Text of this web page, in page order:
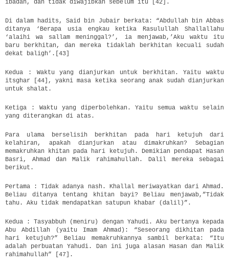
ibadah, dan tidak diwajibkan sebelum itu [42].
Di dalam hadits, Said bin Jubair berkata: “Abdullah bin Abbas
ditanya ‘Berapa usia engkau ketika Rasulullah Shallallahu
‘alaihi wa sallam meninggal?’, ia menjawab,’Aku waktu itu
baru berkhitan, dan mereka tidaklah berkhitan kecuali sudah
dekat baligh’.[43]
Kedua : Waktu yang dianjurkan untuk berkhitan. Yaitu waktu
itsghar [44], yakni masa ketika seorang anak sudah dianjurkan
untuk shalat.
Ketiga : Waktu yang diperbolehkan. Yaitu semua waktu selain
yang diterangkan di atas.
Para ulama berselisih berkhitan pada hari ketujuh dari
kelahiran, apakah dianjurkan atau dimakruhkan? Sebagian
memakruhkan khitan pada hari ketujuh. Demikian pendapat Hasan
Basri, Ahmad dan Malik rahimahullah. Dalil mereka sebagai
berikut.
Pertama : Tidak adanya nash. Khallal meriwayatkan dari Ahmad.
Beliau ditanya tentang khitan bayi? Beliau menjawab,”Tidak
tahu. Aku tidak mendapatkan satupun khabar (dalil)”.
Kedua : Tasyabbuh (meniru) dengan Yahudi. Aku bertanya kepada
Abu Abdillah (yaitu Imam Ahmad): “Seseorang dikhitan pada
hari ketujuh?” Beliau memakruhkannya sambil berkata: “Itu
adalah perbuatan Yahudi. Dan ini juga alasan Hasan dan Malik
rahimahullah” [47].